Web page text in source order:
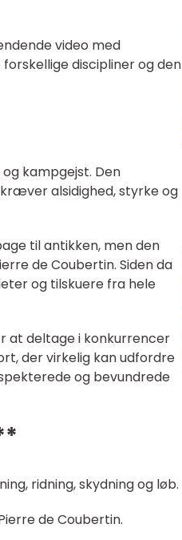
video med
discipliner og den
kampgejst. Den
alsidighed, styrke og
til antikken, men den
de Coubertin. Siden da
og tilskuere fra hele
at deltage i konkurrencer
der virkelig kan udfordre
og bevundrede
ridning, skydning og løb.
de Coubertin.